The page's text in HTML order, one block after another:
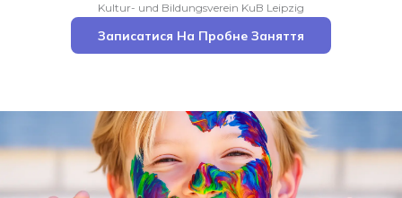
Kultur- und Bildungsverein KuB Leipzig
Записатися На Пробне Заняття